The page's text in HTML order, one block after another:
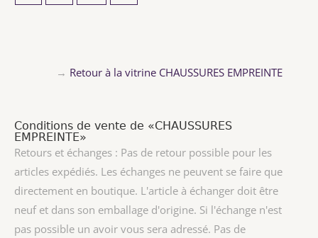
→ Retour à la vitrine CHAUSSURES EMPREINTE
Conditions de vente de «CHAUSSURES
EMPREINTE»
Retours et échanges : Pas de retour possible pour les
articles expédiés. Les échanges ne peuvent se faire que
directement en boutique. L'article à échanger doit être
neuf et dans son emballage d'origine. Si l'échange n'est
pas possible un avoir vous sera adressé. Pas de